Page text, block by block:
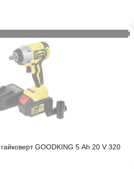
GOODKING 5 Ah 20 V 320